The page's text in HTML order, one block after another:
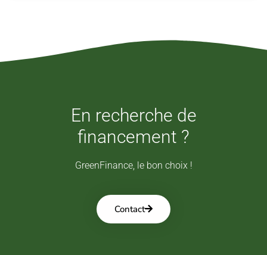
En recherche de
financement ?
GreenFinance, le bon choix !
Contact